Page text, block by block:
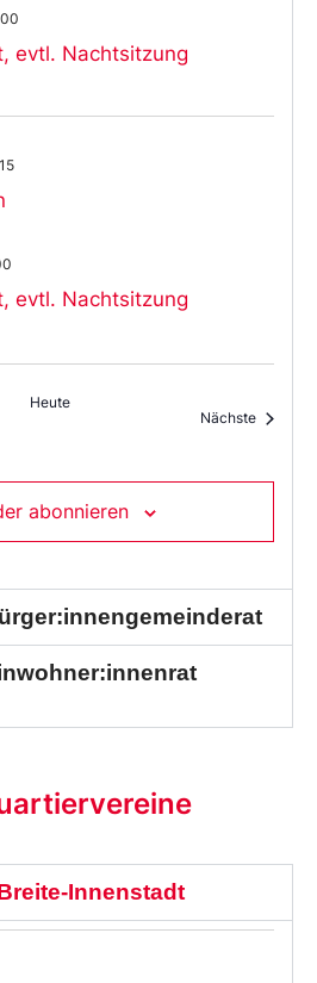
evtl. Nachtsitzung
evtl. Nachtsitzung
Heute
Nächste
abonnieren
Innenstadt